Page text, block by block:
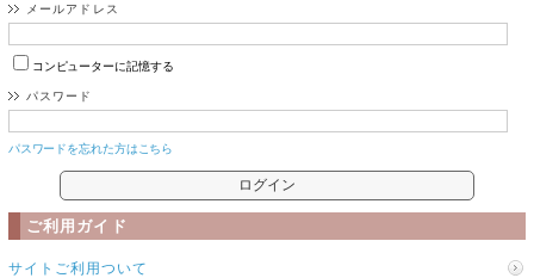
メールアドレス
コンピューターに記憶する
パスワード
パスワードを忘れた方はこちら
ご利用ガイド
サイトご利用ついて